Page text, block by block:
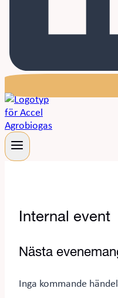
Internal event
Nästa
Inga kommande